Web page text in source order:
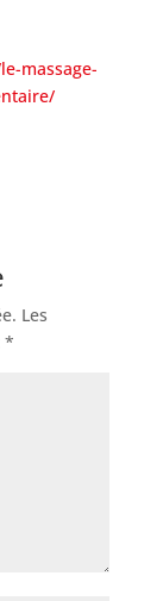
massage-
Les
*